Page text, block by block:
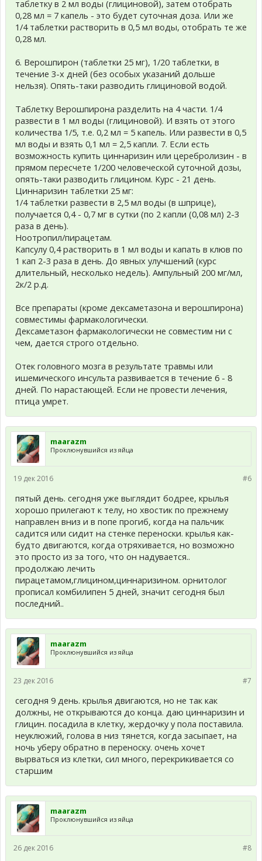
таблетку в 2 мл воды (глициновой), затем отобрать
0,28 мл = 7 капель - это будет суточная доза. Или же
1/4 таблетки растворить в 0,5 мл воды, отобрать те же
0,28 мл.
6. Верошпирон (таблетки 25 мг), 1/20 таблетки, в
течение 3-х дней (без особых указаний дольше
нельзя). Опять-таки разводить глициновой водой.
Таблетку Верошпирона разделить на 4 части. 1/4
развести в 1 мл воды (глициновой). И взять от этого
количества 1/5, т.е. 0,2 мл = 5 капель. Или развести в 0,5
мл воды и взять 0,1 мл = 2,5 капли. 7. Если есть
возможность купить циннаризин или церебролизин - в
прямом пересчете 1/200 человеческой суточной дозы,
опять-таки разводить глицином. Курс - 21 день.
Циннаризин таблетки 25 мг:
1/4 таблетки развести в 2,5 мл воды (в шприце),
получается 0,4 - 0,7 мг в сутки (по 2 капли (0,08 мл) 2-3
раза в день).
Ноотропил/пирацетам.
Капсулу 0,4 растворить в 1 мл воды и капать в клюв по
1 кап 2-3 раза в день. До явных улучшений (курс
длительный, несколько недель). Ампульный 200 мг/мл,
2к/2 р.д.
Все препараты (кроме дексаметазона и верошпирона)
совместимы фармакологически.
Дексаметазон фармакологически не совместим ни с
чем, дается строго отдельно.
Отек головного мозга в результате травмы или
ишемического инсульта развивается в течение 6 - 8
дней. По нарастающей. Если не провести лечения,
птица умрет.
maarazm
Проклюнувшийся из яйца
#6
19 дек 2016
пятый день. сегодня уже выглядит бодрее, крылья
хорошо прилегают к телу, но хвостик по прежнему
направлен вниз и в попе прогиб, когда на пальчик
садится или сидит на стенке переноски. крылья как-
будто двигаются, когда отряхивается, но возможно
это просто из за того, что он надувается..
продолжаю лечить
пирацетамом,глицином,циннаризином. орнитолог
прописал комбилипен 5 дней, значит сегодня был
последний..
maarazm
Проклюнувшийся из яйца
#7
23 дек 2016
сегодня 9 день. крылья двигаются, но не так как
должны, не открываются до конца. даю циннаризин и
глицин. посадила в клетку, жердочку у пола поставила.
неуклюжий, голова в низ тянется, когда засыпает, на
ночь уберу обратно в переноску. очень хочет
вырваться из клетки, сил много, перекрикивается со
старшим
maarazm
Проклюнувшийся из яйца
#8
26 дек 2016